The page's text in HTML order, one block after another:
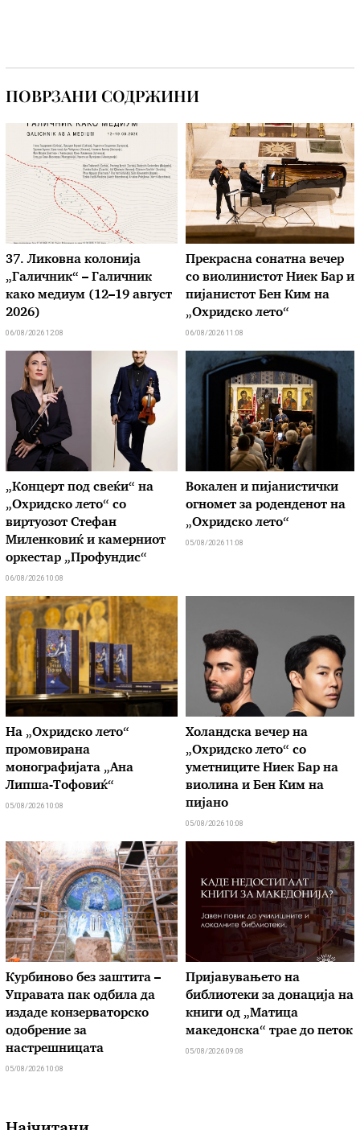
ПОВРЗАНИ СОДРЖИНИ
37. Ликовна колонија
„Галичник“ – Галичник
како медиум (12–19 август
2026)
06/08/2026 12:08
Прекрасна сонатна вечер
со виолинистот Ниек Бар и
пијанистот Бен Ким на
„Охридско лето“
06/08/2026 11:08
„Концерт под свеќи“ на
„Охридско лето“ со
виртуозот Стефан
Миленковиќ и камерниот
оркестар „Профундис“
06/08/2026 10:08
Вокален и пијанистички
огномет за роденденот на
„Охридско лето“
05/08/2026 11:08
На „Охридско лето“
промовирана
монографијата „Ана
Липша-Тофовиќ“
05/08/2026 10:08
Холандска вечер на
„Охридско лето“ со
уметниците Ниек Бар на
виолина и Бен Ким на
пијано
05/08/2026 10:08
Курбиново без заштита –
Управата пак одбила да
издаде конзерваторско
одобрение за
настрешницата
05/08/2026 10:08
Пријавувањето на
библиотеки за донација на
книги од „Матица
македонска“ трае до петок
05/08/2026 09:08